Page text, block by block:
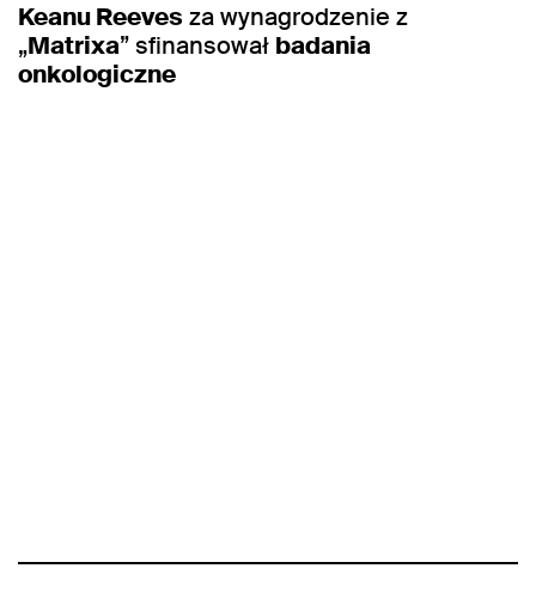
Keanu Reeves za wynagrodzenie z
„Matrixa” sfinansował badania
onkologiczne